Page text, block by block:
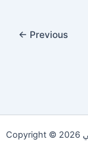
← Previous